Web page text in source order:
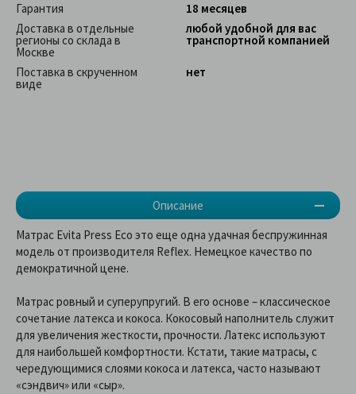
Описание
Гарантия
18 месяцев
Доставка в отдельные
регионы со склада в
Москве
любой удобной для вас
транспортной компанией
Поставка в скрученном
виде
нет
Матрас Evita Press Eco это еще одна удачная беспружинная
модель от производителя Reflex. Немецкое качество по
демократичной цене.
Матрас ровный и суперупругий. В его основе – классическое
сочетание латекса и кокоса. Кокосовый наполнитель служит
для увеличения жесткости, прочности. Латекс используют
для наибольшей комфортности. Кстати, такие матрасы, с
чередующимися слоями кокоса и латекса, часто называют
«сэндвич» или «сыр».